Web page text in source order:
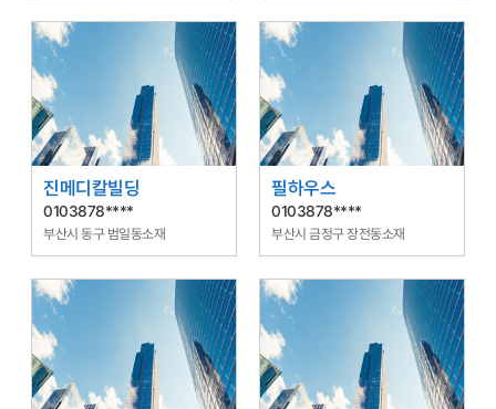
진메디칼빌딩
0103878****
부산시 동구 범일동소재
필하우스
0103878****
부산시 금정구 장전동소재